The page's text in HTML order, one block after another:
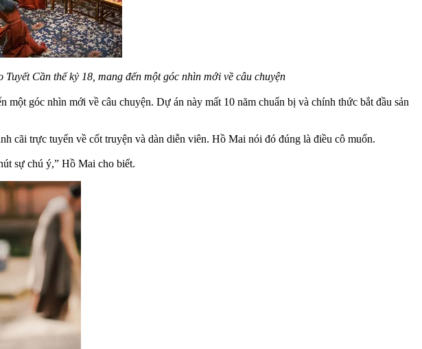
Cần thế kỷ 18, mang đến một góc nhìn mới về câu chuyện
góc nhìn mới về câu chuyện. Dự án này mất 10 năm chuẩn bị và chính thức bắt đầu sản
cãi trực tuyến về cốt truyện và dàn diễn viên. Hồ Mai nói đó đúng là điều cô muốn.
sự chú ý,” Hồ Mai cho biết.